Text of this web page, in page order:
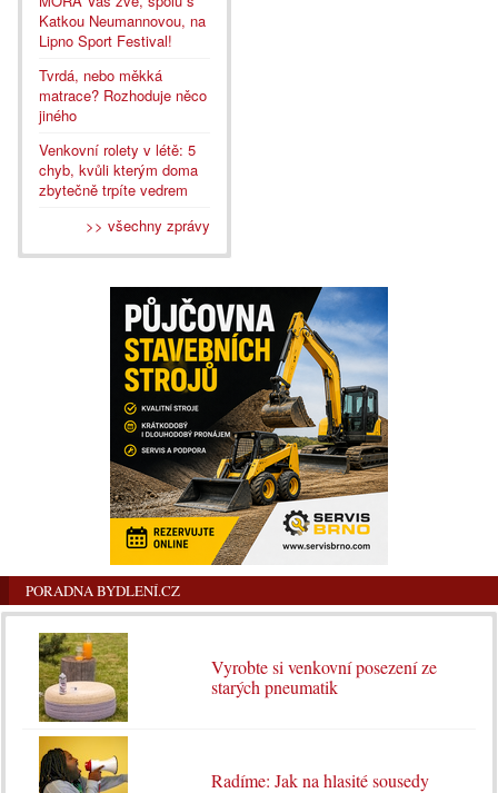
Katkou Neumannovou, na
Lipno Sport Festival!
Tvrdá, nebo měkká
matrace? Rozhoduje něco
jiného
Venkovní rolety v létě: 5
chyb, kvůli kterým doma
zbytečně trpíte vedrem
>> všechny zprávy
PORADNA BYDLENÍ.CZ
Vyrobte si venkovní posezení ze
starých pneumatik
Radíme: Jak na hlasité sousedy